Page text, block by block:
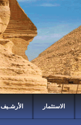
الاستثمار الأرشـيف